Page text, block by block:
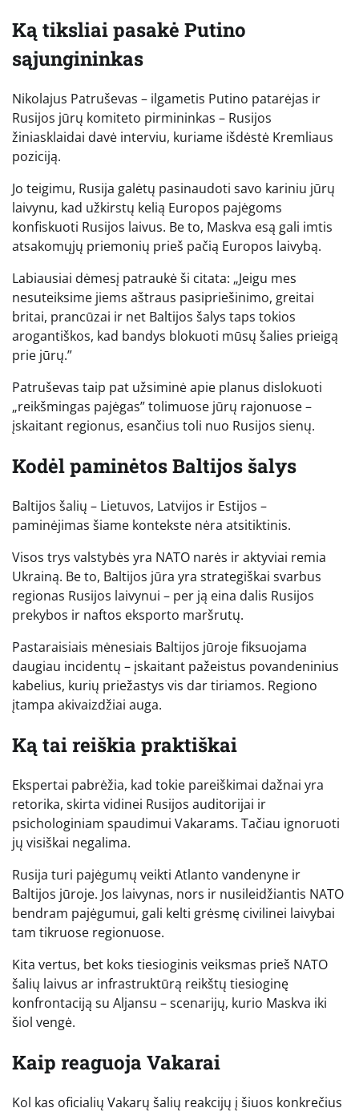
Ką tiksliai pasakė Putino
sąjungininkas
Nikolajus Patruševas – ilgametis Putino patarėjas ir
Rusijos jūrų komiteto pirmininkas – Rusijos
žiniasklaidai davė interviu, kuriame išdėstė Kremliaus
poziciją.
Jo teigimu, Rusija galėtų pasinaudoti savo kariniu jūrų
laivynu, kad užkirstų kelią Europos pajėgoms
konfiskuoti Rusijos laivus. Be to, Maskva esą gali imtis
atsakomųjų priemonių prieš pačią Europos laivybą.
Labiausiai dėmesį patraukė ši citata: „Jeigu mes
nesuteiksime jiems aštraus pasipriešinimo, greitai
britai, prancūzai ir net Baltijos šalys taps tokios
arogantiškos, kad bandys blokuoti mūsų šalies prieigą
prie jūrų.”
Patruševas taip pat užsiminė apie planus dislokuoti
„reikšmingas pajėgas” tolimuose jūrų rajonuose –
įskaitant regionus, esančius toli nuo Rusijos sienų.
Kodėl paminėtos Baltijos šalys
Baltijos šalių – Lietuvos, Latvijos ir Estijos –
paminėjimas šiame kontekste nėra atsitiktinis.
Visos trys valstybės yra NATO narės ir aktyviai remia
Ukrainą. Be to, Baltijos jūra yra strategiškai svarbus
regionas Rusijos laivynui – per ją eina dalis Rusijos
prekybos ir naftos eksporto maršrutų.
Pastaraisiais mėnesiais Baltijos jūroje fiksuojama
daugiau incidentų – įskaitant pažeistus povandeninius
kabelius, kurių priežastys vis dar tiriamos. Regiono
įtampa akivaizdžiai auga.
Ką tai reiškia praktiškai
Ekspertai pabrėžia, kad tokie pareiškimai dažnai yra
retorika, skirta vidinei Rusijos auditorijai ir
psichologiniam spaudimui Vakarams. Tačiau ignoruoti
jų visiškai negalima.
Rusija turi pajėgumų veikti Atlanto vandenyne ir
Baltijos jūroje. Jos laivynas, nors ir nusileidžiantis NATO
bendram pajėgumui, gali kelti grėsmę civilinei laivybai
tam tikruose regionuose.
Kita vertus, bet koks tiesioginis veiksmas prieš NATO
šalių laivus ar infrastruktūrą reikštų tiesioginę
konfrontaciją su Aljansu – scenarijų, kurio Maskva iki
šiol vengė.
Kaip reaguoja Vakarai
Kol kas oficialių Vakarų šalių reakcijų į šiuos konkrečius